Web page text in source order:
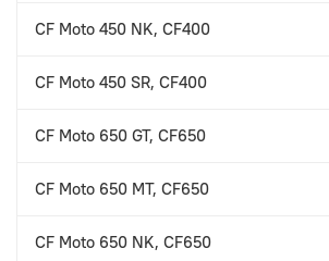
CF Moto 450 NK, CF400
CF Moto 450 SR, CF400
CF Moto 650 GT, CF650
CF Moto 650 MT, CF650
CF Moto 650 NK, CF650